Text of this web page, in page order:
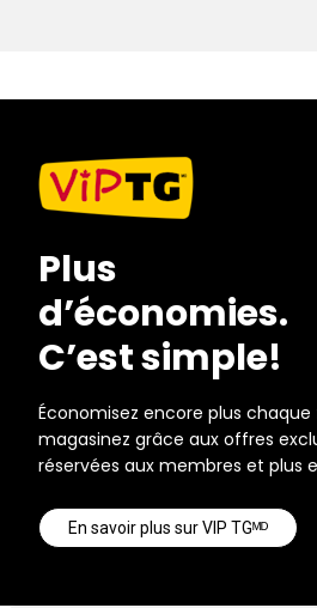
Plus
d’économies.
C’est simple!
Économisez encore plus chaque
magasinez grâce aux offres
réservées aux membres et plus
En savoir plus sur VIP TGᴹᴰ